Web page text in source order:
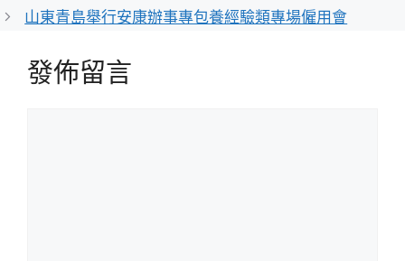
山東青島舉行安康辦事專包養經驗類專場僱用會
發佈留言